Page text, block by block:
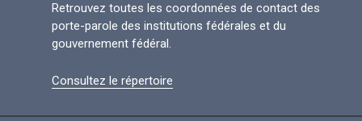
Retrouvez toutes les coordonnées de contact des
porte-parole des institutions fédérales et du
gouvernement fédéral.
Consultez le répertoire